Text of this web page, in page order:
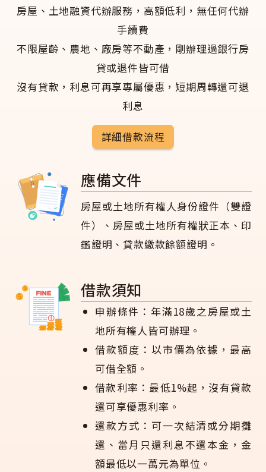
房屋、土地融資代辦服務，高額低利，無任何代辦
手續費
不限屋齡、農地、廠房等不動產，剛辦理過銀行房
貸或退件皆可借
沒有貸款，利息可再享專屬優惠，短期周轉還可退
利息
詳細借款流程
應備文件
房屋或土地所有權人身份證件（雙證
件）、房屋或土地所有權狀正本、印
鑑證明、貸款繳款餘額證明。
借款須知
申辦條件：年滿18歲之房屋或土
地所有權人皆可辦理。
借款額度：以市價為依據，最高
可借全額。
借款利率：最低1%起，沒有貸款
還可享優惠利率。
還款方式：可一次結清或分期攤
還、當月只還利息不還本金，金
額最低以一萬元為單位。